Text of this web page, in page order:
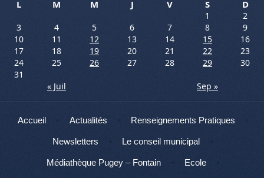
L
M M J V S D
1
2
3
4 5 6 7 8
9
10
11 12 13 14 15
16
17
18 19 20 21 22
23
24
25 26 27 28 29
30
31
« Juil
Sep »
Menu
Aller au contenu
Accueil Actualités Renseignements Pratiques
Newsletters Le conseil municipal
Médiathèque Pugey – Fontain Ecole